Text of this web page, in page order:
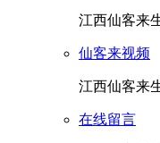
江西仙客来
仙客来视频
江西仙客来
在线留言